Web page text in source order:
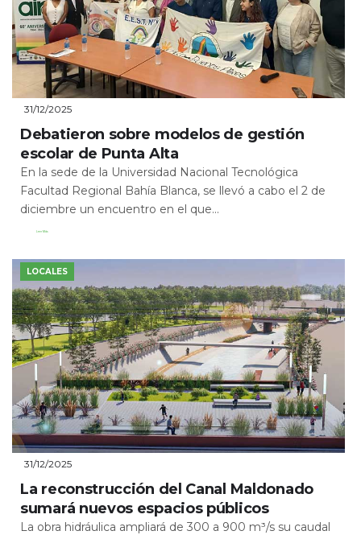
31/12/2025
Debatieron sobre modelos de gestión
escolar de Punta Alta
En la sede de la Universidad Nacional Tecnológica
Facultad Regional Bahía Blanca, se llevó a cabo el 2 de
diciembre un encuentro en el que...
Leer Más
LOCALES
31/12/2025
La reconstrucción del Canal Maldonado
sumará nuevos espacios públicos
La obra hidráulica ampliará de 300 a 900 m³/s su caudal